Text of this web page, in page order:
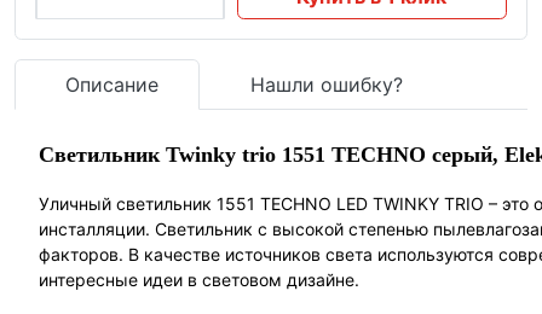
Описание Нашли ошибку?
Светильник Twinky trio 1551 TECHNO серый,
Уличный светильник 1551 TECHNO LED TWINKY TRIO –
инсталляции. Светильник с высокой степенью
факторов. В качестве источников света используются
интересные идеи в световом дизайне.